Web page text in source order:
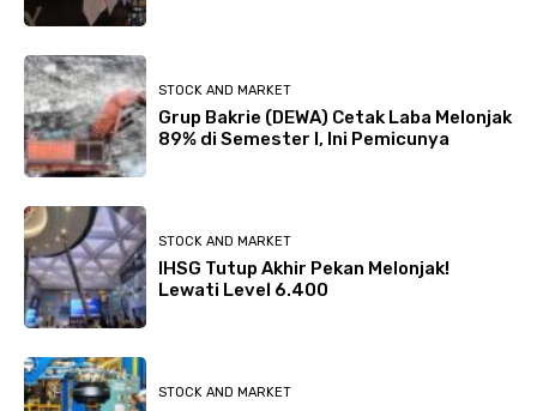
STOCK AND MARKET
Grup Bakrie (DEWA) Cetak Laba Melonjak
89% di Semester I, Ini Pemicunya
STOCK AND MARKET
IHSG Tutup Akhir Pekan Melonjak!
Lewati Level 6.400
STOCK AND MARKET